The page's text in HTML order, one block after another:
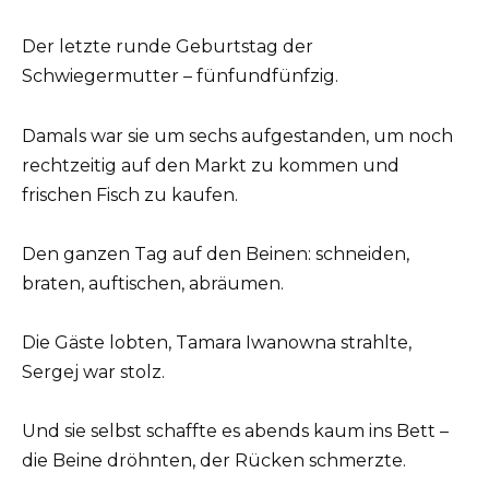
Der letzte runde Geburtstag der
Schwiegermutter – fünfundfünfzig.
Damals war sie um sechs aufgestanden, um noch
rechtzeitig auf den Markt zu kommen und
frischen Fisch zu kaufen.
Den ganzen Tag auf den Beinen: schneiden,
braten, auftischen, abräumen.
Die Gäste lobten, Tamara Iwanowna strahlte,
Sergej war stolz.
Und sie selbst schaffte es abends kaum ins Bett –
die Beine dröhnten, der Rücken schmerzte.